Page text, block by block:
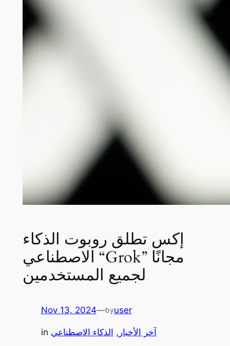
إكس تطلق روبوت الذكاء
الاصطناعي “Grok” مجانًا
لجميع المستخدمين
Nov 13, 2024—byuser
in آخر الأخبار , الذكاء الاصطناعي